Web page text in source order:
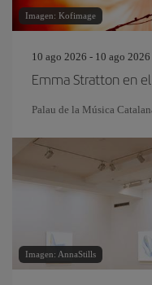
Imagen: Kofimage
10 ago 2026 - 10 ago 2026
Emma Stratton en
Palau de la Música
Imagen: AnnaStills